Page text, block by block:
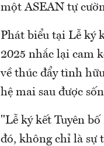
một ASEAN tự
Phát biểu tại Lễ ký
2025 nhắc lại cam
về thúc đẩy tình
hệ mai sau được
"Lễ ký kết Tuyên
đó, không chỉ là sự